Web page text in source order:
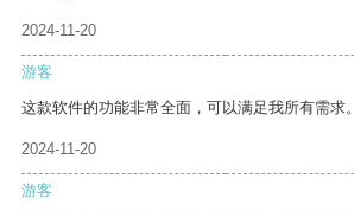
2024-11-20
游客
这款软件的功能非常全面，可以满足我所有需求。
2024-11-20
游客